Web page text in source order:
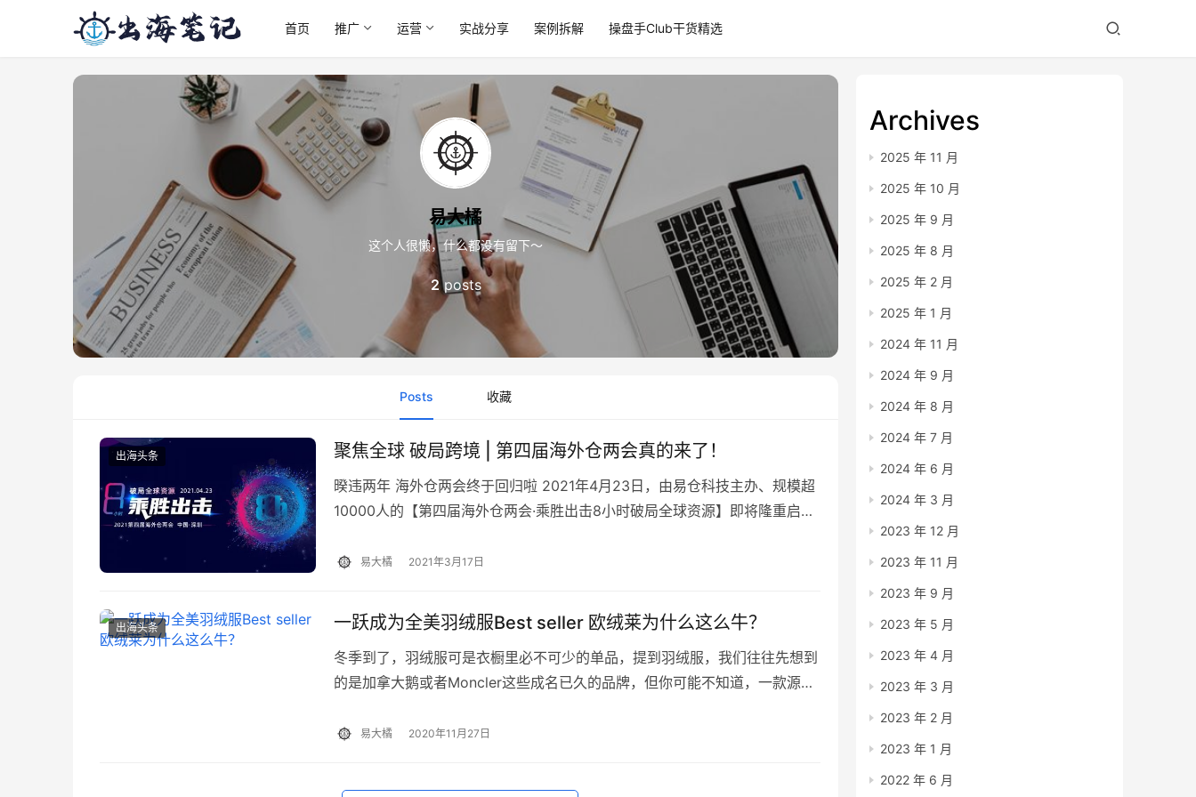
首页 推广 运营 实战分享 案例拆解 操盘手Club干货精选
易大橘
这个人很懒，什么都没有留下～
2 posts
Posts 收藏
出海头条 聚焦全球 破局跨境 | 第四届海外仓两会真的来了！
暌违两年 海外仓两会终于回归啦 2021年4月23日，由易仓科技主办、规模超
10000人的【第四届海外仓两会·乘胜出击8小时破局全球资源】即将隆重启
场大会中汇聚全球资源、全…
易大橘 2021年3月17日
出海头条 一跃成为全美羽绒服Best seller 欧绒莱为什么这么牛？
冬季到了，羽绒服可是衣橱里必不可少的单品，提到羽绒服，我们往往先想到
的是加拿大鹅或者Moncler这些成名已久的品牌，但你可能不知道，一款源自
备的热销羽绒服。 &nbsp…
易大橘 2020年11月27日
Archives
2025 年 11 月
2025 年 10 月
2025 年 9 月
2025 年 8 月
2025 年 2 月
2025 年 1 月
2024 年 11 月
2024 年 9 月
2024 年 8 月
2024 年 7 月
2024 年 6 月
2024 年 3 月
2023 年 12 月
2023 年 11 月
2023 年 9 月
2023 年 5 月
2023 年 4 月
2023 年 3 月
2023 年 2 月
2023 年 1 月
2022 年 6 月